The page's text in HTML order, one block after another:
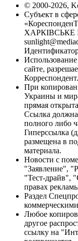
© 2000-2026,
Субъект в
ХАРКІВСЬКЕ
сайте,
При
Украины и
прямая
Ссылка должна
полного либо
Гиперссылка
размещена в
материала.
Новости с
"Заявление",
"Тест-драйв",
правах
Раздел
Любое
другое
ссылку на